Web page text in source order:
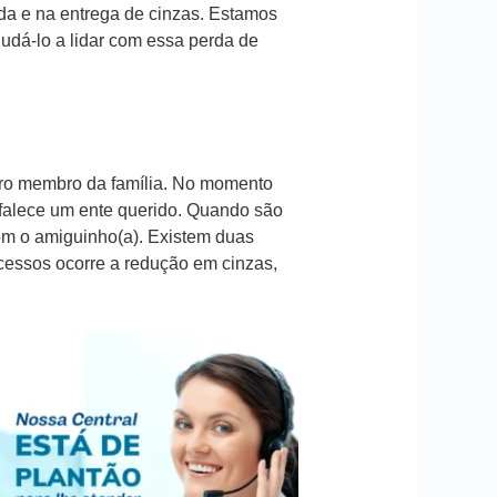
e na entrega de cinzas. Estamos
lo a lidar com essa perda de
membro da família. No momento
um ente querido. Quando são
o amiguinho(a). Existem duas
ocorre a redução em cinzas,